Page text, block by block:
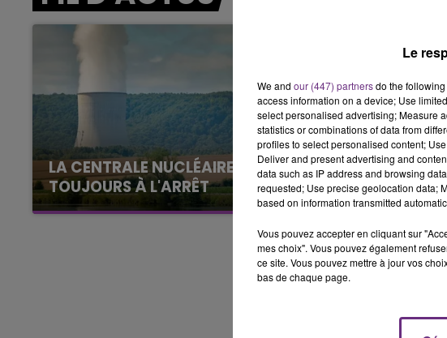
LA CENTRALE NUCLÉAIRE DE CHOOZ
TOUJOURS À L'ARRÊT
Cela fait déjà une semaine que la centrale
nucléaire ardennaise est à l'arrêt. Une situation
justifiée par la sécheresse intense qui est
LE
Le
We and our (447) partnersdo the
access information on a device; Use
select personalised advertising; Measure
statistics or combinations of data from
profiles to select personalised content;
Deliver and present advertising and
data such as IP address and browsing
requested; Use precise geolocation data;
based on information transmitted
Vous pouvez accepter en cliquant sur
mes choix". Vous pouvez également
ce site. Vous pouvez mettre à jour vos
bas de chaque page.